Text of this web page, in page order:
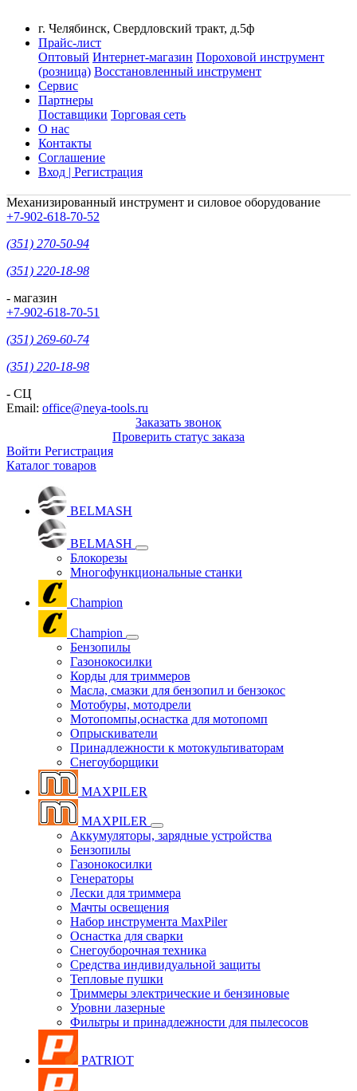
г. Челябинск, Свердловский тракт, д.5ф
Прайс-лист
Оптовый Интернет-магазин Пороховой инструмент
(розница) Восстановленный инструмент
Сервис
Партнеры
Поставщики Торговая сеть
О нас
Контакты
Соглашение
Вход | Регистрация
Механизированный инструмент и силовое оборудование
+7-902-618-70-52
(351) 270-50-94
(351) 220-18-98
- магазин
+7-902-618-70-51
(351) 269-60-74
(351) 220-18-98
- СЦ
Email: office@neya-tools.ru
Заказать звонок
Проверить статус заказа
Войти Регистрация
Каталог товаров
BELMASH
BELMASH
Блокорезы
Многофункциональные станки
Champion
Champion
Бензопилы
Газонокосилки
Корды для триммеров
Масла, смазки для бензопил и бензокос
Мотобуры, мотодрели
Мотопомпы,оснастка для мотопомп
Опрыскиватели
Принадлежности к мотокультиваторам
Снегоуборщики
MAXPILER
MAXPILER
Аккумуляторы, зарядные устройства
Бензопилы
Газонокосилки
Генераторы
Лески для триммера
Мачты освещения
Набор инструмента MaxPiler
Оснастка для сварки
Снегоуборочная техника
Средства индивидуальной защиты
Тепловые пушки
Триммеры электрические и бензиновые
Уровни лазерные
Фильтры и принадлежности для пылесосов
PATRIOT